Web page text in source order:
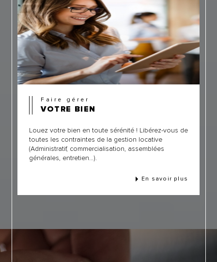
Faire gérer
VOTRE BIEN
Louez votre bien en toute sérénité ! Libérez-vous de
toutes les contraintes de la gestion locative
(Administratif, commercialisation, assemblées
générales, entretien...).
En savoir plus